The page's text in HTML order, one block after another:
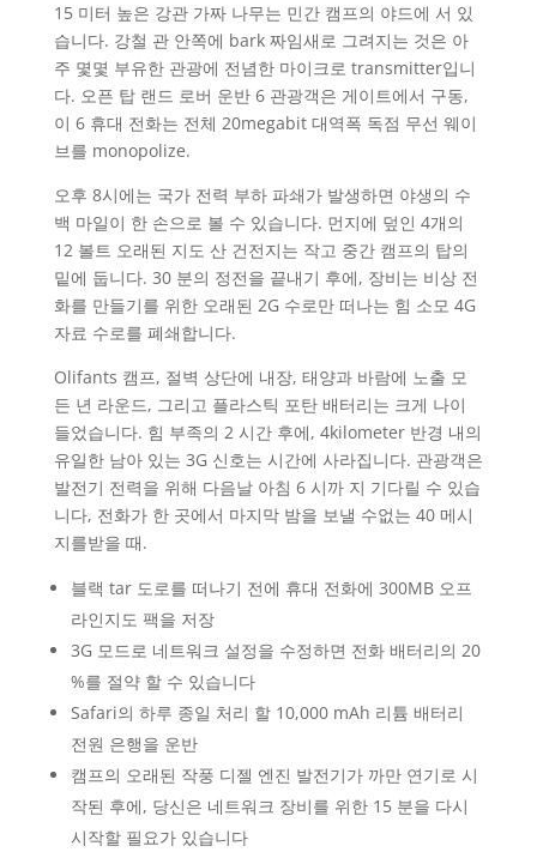
15 미터 높은 강관 가짜 나무는 민간 캠프의 야드에 서 있
습니다. 강철 관 안쪽에 bark 짜임새로 그려지는 것은 아
주 몇몇 부유한 관광에 전념한 마이크로 transmitter입니
다. 오픈 탑 랜드 로버 운반 6 관광객은 게이트에서 구동,
이 6 휴대 전화는 전체 20megabit 대역폭 독점 무선 웨이
브를 monopolize.
오후 8시에는 국가 전력 부하 파쇄가 발생하면 야생의 수
백 마일이 한 손으로 볼 수 있습니다. 먼지에 덮인 4개의
12 볼트 오래된 지도 산 건전지는 작고 중간 캠프의 탑의
밑에 둡니다. 30 분의 정전을 끝내기 후에, 장비는 비상 전
화를 만들기를 위한 오래된 2G 수로만 떠나는 힘 소모 4G
자료 수로를 폐쇄합니다.
Olifants 캠프, 절벽 상단에 내장, 태양과 바람에 노출 모
든 년 라운드, 그리고 플라스틱 포탄 배터리는 크게 나이
들었습니다. 힘 부족의 2 시간 후에, 4kilometer 반경 내의
유일한 남아 있는 3G 신호는 시간에 사라집니다. 관광객은
발전기 전력을 위해 다음날 아침 6 시까 지 기다릴 수 있습
니다, 전화가 한 곳에서 마지막 밤을 보낼 수없는 40 메시
지를받을 때.
블랙 tar 도로를 떠나기 전에 휴대 전화에 300MB 오프
라인지도 팩을 저장
3G 모드로 네트워크 설정을 수정하면 전화 배터리의 20
%를 절약 할 수 있습니다
Safari의 하루 종일 처리 할 10,000 mAh 리튬 배터리
전원 은행을 운반
캠프의 오래된 작풍 디젤 엔진 발전기가 까만 연기로 시
작된 후에, 당신은 네트워크 장비를 위한 15 분을 다시
시작할 필요가 있습니다